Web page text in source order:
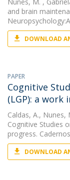
and brain
DOWNLOAD
PAPER
Cognitive
(LGP): a work
Caldas, A., Nunes,
Cognitive Studies
progress.
DOWNLOAD